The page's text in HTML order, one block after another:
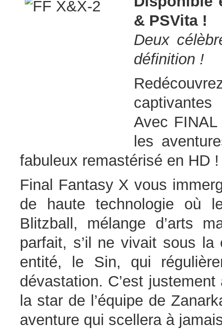
& PSVita !
Deux
définition !
Avec
les
fabuleux remastérisé en HD !
Final Fantasy X vous
de haute technologie où
Blitzball, mélange d’arts
parfait, s’il ne vivait sous la
entité, le Sin, qui
dévastation. C’est
la star de l’équipe de
aventure qui scellera à